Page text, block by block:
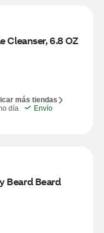
Cleanser, 6.8 OZ
más tiendas
día
Envío
Beard Beard